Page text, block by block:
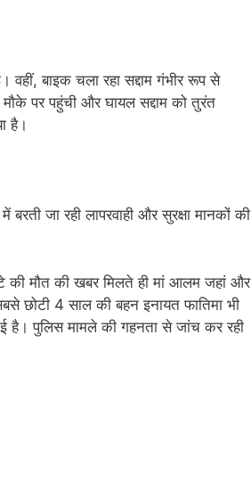
वहीं, बाइक चला रहा सद्दाम गंभीर रूप से
पर पहुंची और घायल सद्दाम को तुरंत
है।
जा रही लापरवाही और सुरक्षा मानकों की
की मौत की खबर मिलते ही मां आलम जहां और
छोटी 4 साल की बहन इनायत फातिमा भी
है। पुलिस मामले की गहनता से जांच कर रही